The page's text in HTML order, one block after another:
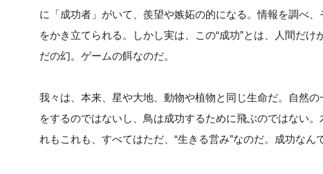
に「成功者」がいて、羨望や嫉妬の的になる。情報を調べ
をかき立てられる。しかし実は、この“成功”とは、人間だ
だの幻。ゲームの餌なのだ。
我々は、本来、星や大地、動物や植物と同じ生命だ。自然
をするのではないし、鳥は成功するために飛ぶのではない
れもこれも、すべてはただ、“生きる営み”なのだ。成功な